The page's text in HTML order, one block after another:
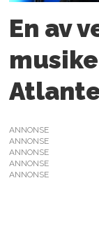
En av
ANNONSE
ANNONSE
ANNONSE
ANNONSE
ANNONSE